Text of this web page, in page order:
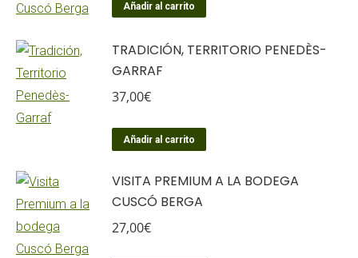
Añadir al carrito
TRADICIÓN, TERRITORIO PENEDÈS-
GARRAF
37,00€
Añadir al carrito
VISITA PREMIUM A LA BODEGA
CUSCÓ BERGA
27,00€